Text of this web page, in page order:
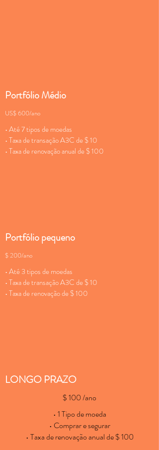
Portfólio Médio
US$ 600/ano
• Até 7 tipos de moedas
• Taxa de transação A3C de $ 10
• Taxa de renovação anual de $ 100
Portfólio pequeno
$ 200/ano
• Até 3 tipos de moedas
• Taxa de transação A3C de $ 10
• Taxa de renovação de $ 100
LONGO PRAZO
$ 100 /ano
• 1 Tipo de moeda
• Comprar e segurar
• Taxa de renovação anual de $ 100